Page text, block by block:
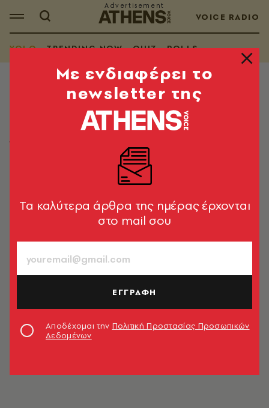
VOICE RADIO
YOLO TRENDING NOW QUIZ POLLS
Τα YOLO του Σαββάτου 16.05.2026
Όσα μας έφτιαξαν τη διάθεση στο ίντερνετ
Λίνα Μανδράκου
1’ ΔΙΑΒΑΣΜΑ
Mε ενδιαφέρει το
newsletter της
Tα καλύτερα άρθρα της ημέρας έρχονται
στο mail σου
ΕΓΓΡΑΦΗ
Αποδέχομαι την Πολιτική Προστασίας Προσωπικών
Δεδομένων